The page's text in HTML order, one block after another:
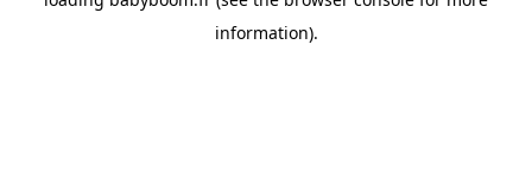
information).